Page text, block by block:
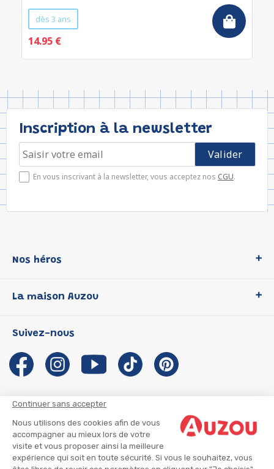
Continuer sans accepter
Nous utilisons des cookies afin de vous
accompagner au mieux lors de votre
visite et vous proposer ainsi la meilleure
expérience qui soit en toute sécurité. Si vous le souhaitez, vous
dès 3 ans
14.95 €
Inscription à la newsletter
En vous inscrivant à la newsletter, vous acceptez nos CGU.
Nos héros
P'tit Loup
Les Influenceuses
Migali
Petite Taupe
La maison Auzou
Notre histoire
Auzou s'engage
Auteurs et illustrateurs Auzou
Suivre mon colis
Infos consommateur
Suivez-nous
CGU
CGV